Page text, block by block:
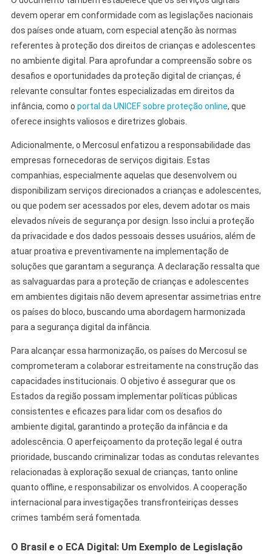
devem operar em conformidade com as legislações nacionais
dos países onde atuam, com especial atenção às normas
referentes à proteção dos direitos de crianças e adolescentes
no ambiente digital. Para aprofundar a compreensão sobre os
desafios e oportunidades da proteção digital de crianças, é
relevante consultar fontes especializadas em direitos da
infância, como o portal da UNICEF sobre proteção online, que
oferece insights valiosos e diretrizes globais.
Adicionalmente, o Mercosul enfatizou a responsabilidade das
empresas fornecedoras de serviços digitais. Estas
companhias, especialmente aquelas que desenvolvem ou
disponibilizam serviços direcionados a crianças e adolescentes,
ou que podem ser acessados por eles, devem adotar os mais
elevados níveis de segurança por design. Isso inclui a proteção
da privacidade e dos dados pessoais desses usuários, além de
atuar proativa e preventivamente na implementação de
soluções que garantam a segurança. A declaração ressalta que
as salvaguardas para a proteção de crianças e adolescentes
em ambientes digitais não devem apresentar assimetrias entre
os países do bloco, buscando uma abordagem harmonizada
para a segurança digital da infância.
Para alcançar essa harmonização, os países do Mercosul se
comprometeram a colaborar estreitamente na construção das
capacidades institucionais. O objetivo é assegurar que os
Estados da região possam implementar políticas públicas
consistentes e eficazes para lidar com os desafios do
ambiente digital, garantindo a proteção da infância e da
adolescência. O aperfeiçoamento da proteção legal é outra
prioridade, buscando criminalizar todas as condutas relevantes
relacionadas à exploração sexual de crianças, tanto online
quanto offline, e responsabilizar os envolvidos. A cooperação
internacional para investigações transfronteiriças desses
crimes também será fomentada.
O Brasil e o ECA Digital: Um Exemplo de Legislação